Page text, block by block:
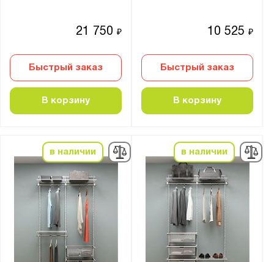
21 750₽
Быстрый заказ
В корзину
10 525₽
Быстрый заказ
В корзину
в наличии в наличии